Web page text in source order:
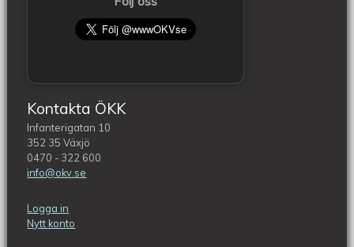
Kontakta ÖKK
Infanterigatan 10
352 35 Växjö
0470 - 322 600
info@okv.se
Logga in
Nytt konto